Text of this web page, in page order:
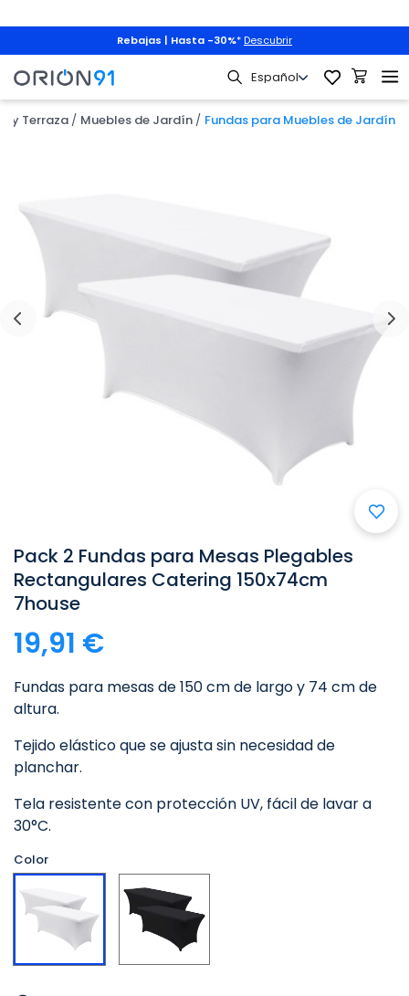
Rebajas | Hasta -30%* Descubrir
y Terraza Muebles de Jardín Fundas para Muebles de Jardín
Pack 2 Fundas para Mesas Plegables
Rectangulares Catering 150x74cm
7house
19,91 €
Fundas para mesas de 150 cm de largo y 74 cm de
altura.
Tejido elástico que se ajusta sin necesidad de
planchar.
Tela resistente con protección UV, fácil de lavar a
30°C.
Color
Blanco Negro